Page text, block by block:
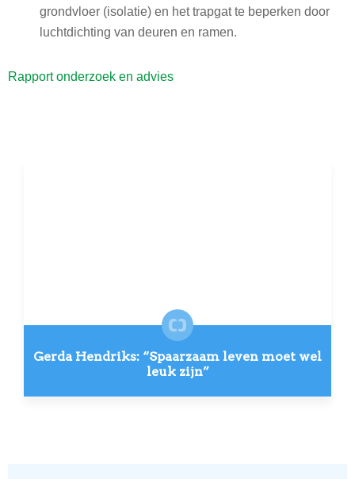
grondvloer (isolatie) en het trapgat te beperken door
luchtdichting van deuren en ramen.
Rapport onderzoek en advies
Gerda Hendriks: “Spaarzaam leven moet wel
leuk zijn”